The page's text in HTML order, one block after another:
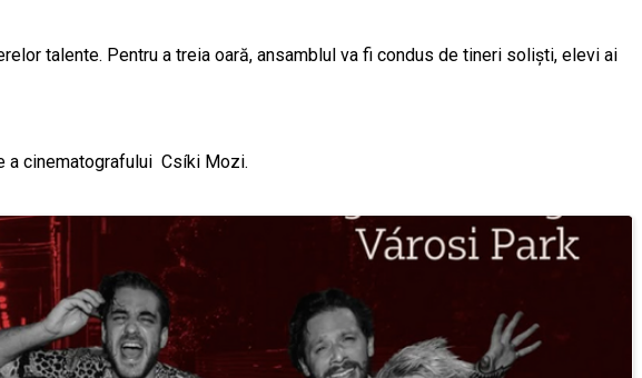
talente. Pentru a treia oară, ansamblul va fi condus de tineri soliști, elevi ai
a cinematografului Csíki Mozi.